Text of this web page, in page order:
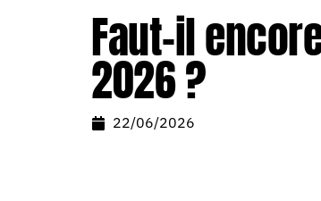
Faut-il
2026 ?
22/06/2026